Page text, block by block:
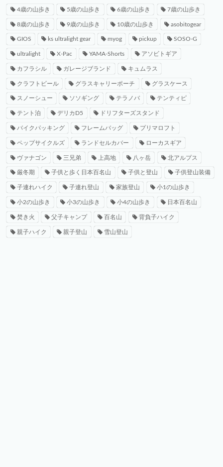
4歳の山歩き 5歳の山歩き 6歳の山歩き 7歳の山歩き
8歳の山歩き 9歳の山歩き 10歳の山歩き asobitogear
GIOS ks ultralight gear myog pickup SOSO-G
ultralight X-Pac YAMA-Shorts アソビトギア
カフラシル ガレージブランド キュムラス
クラフトビール グラスキャリーポーチ グラスケース
スノーシュー ソソギング テラノバ テンティピ
テント泊 デリカD5 ドリフターズスタンド
バイクパッキング フレームバッグ プリマロフト
ペップサイクルズ ランドセルカバー ローカスギア
ヴァナゴン 三兄弟 上高地 八ヶ岳 北アルプス
厳冬期 子供と歩く日本百名山 子供と登山 子供登山装備
子連れハイク 子連れ登山 家族登山 小1の山歩き
小2の山歩き 小3の山歩き 小4の山歩き 日本百名山
焚き火 父子キャンプ 百名山 背負子ハイク
親子ハイク 親子登山 雪山登山